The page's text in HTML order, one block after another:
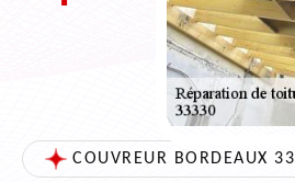
COUVREUR BORDEAUX 33